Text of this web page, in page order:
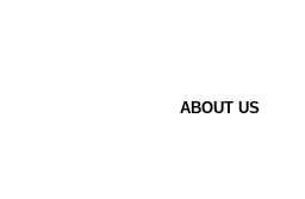
ABOUT US